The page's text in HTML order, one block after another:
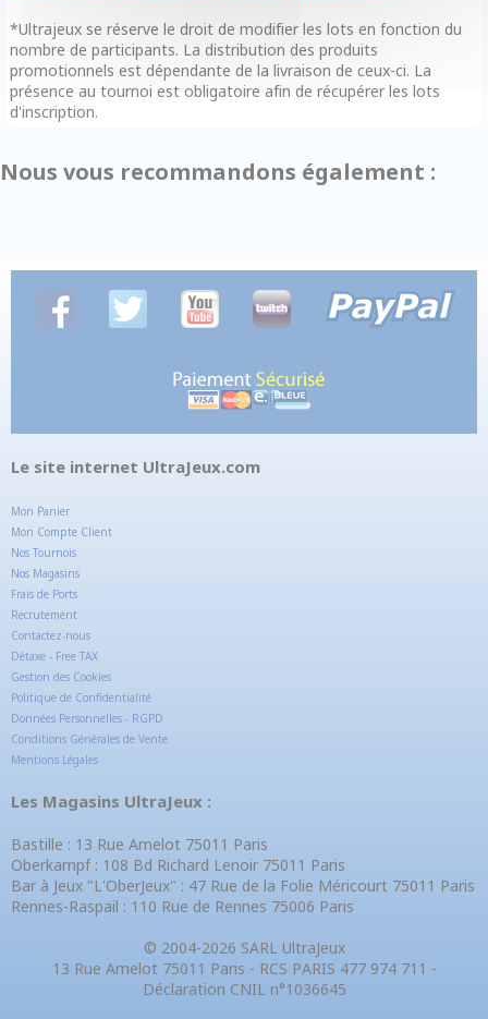
*Ultrajeux se réserve le droit de modifier les lots en fonction du
nombre de participants. La distribution des produits
promotionnels est dépendante de la livraison de ceux-ci. La
présence au tournoi est obligatoire afin de récupérer les lots
d'inscription.
Nous vous recommandons également :
Le site internet UltraJeux.com
Mon Panier
Mon Compte Client
Nos Tournois
Nos Magasins
Frais de Ports
Recrutement
Contactez-nous
Détaxe - Free TAX
Gestion des Cookies
Politique de Confidentialité
Données Personnelles - RGPD
Conditions Générales de Vente
Mentions Légales
Les Magasins UltraJeux :
Bastille : 13 Rue Amelot 75011 Paris
Oberkampf : 108 Bd Richard Lenoir 75011 Paris
Bar à Jeux "L'OberJeux" : 47 Rue de la Folie Méricourt 75011 Paris
Rennes-Raspail : 110 Rue de Rennes 75006 Paris
© 2004-2026 SARL UltraJeux
13 Rue Amelot 75011 Paris - RCS PARIS 477 974 711 -
Déclaration CNIL n°1036645